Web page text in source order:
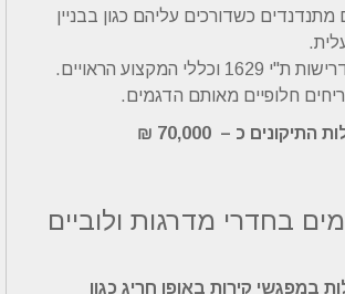
מתנדנדים כשדורכים עליהם כגון בבניין
הליקויים בניגוד לדרישות ת"י 1629 וכללי המקצוע הראויים.
חלופיים מאותם הדגמים.
כ – 70,000 ₪
בחדרי מדרגות ולוביים